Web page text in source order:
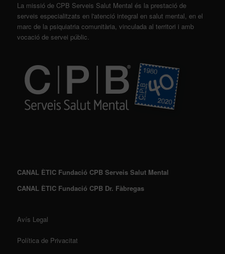
La missió de CPB Serveis Salut Mental és la prestació de
serveis especialitzats en l'atenció integral en salut mental, en el
marc de la psiquiatria comunitària, vinculada al territori i amb
vocació de servei públic.
CANAL ÈTIC Fundació CPB Serveis Salut Mental
CANAL ÈTIC Fundació CPB Dr. Fàbregas
Avís Legal
Política de Privacitat